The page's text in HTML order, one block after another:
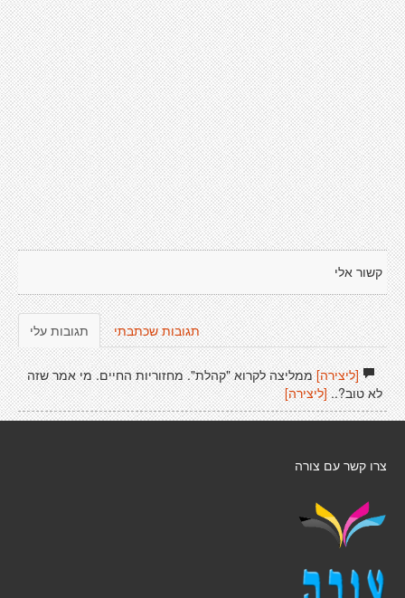
קשור אלי
תגובות עלי תגובות שכתבתי
[ליצירה]ממליצה לקרוא "קהלת". מחזוריות החיים. מי אמר שזה
לא טוב?..[ליצירה]
צרו קשר עם צורה